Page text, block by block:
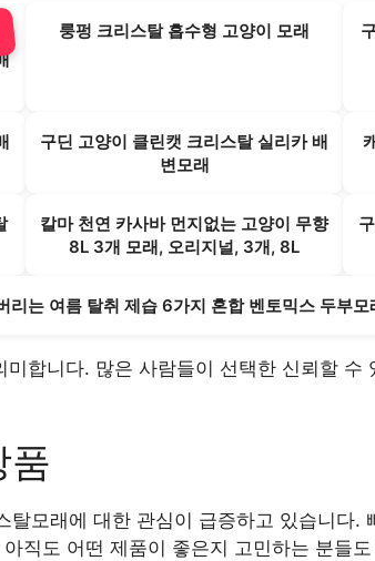
룽펑 크리스탈 흡수형 고양이 모래
구딘 고양이 클린캣 크리스탈 실리카 배
변모래
칼마 천연 카사바 먼지없는 고양이 무향
8L 3개 모래, 오리지널, 3개, 8L
리는 여름 탈취 제습 6가지 혼합 벤토믹스 두부
미합니다. 많은 사람들이 선택한 신뢰할 수
품
탈모래에 대한 관심이 급증하고 있습니다.
직도 어떤 제품이 좋은지 고민하는 분들